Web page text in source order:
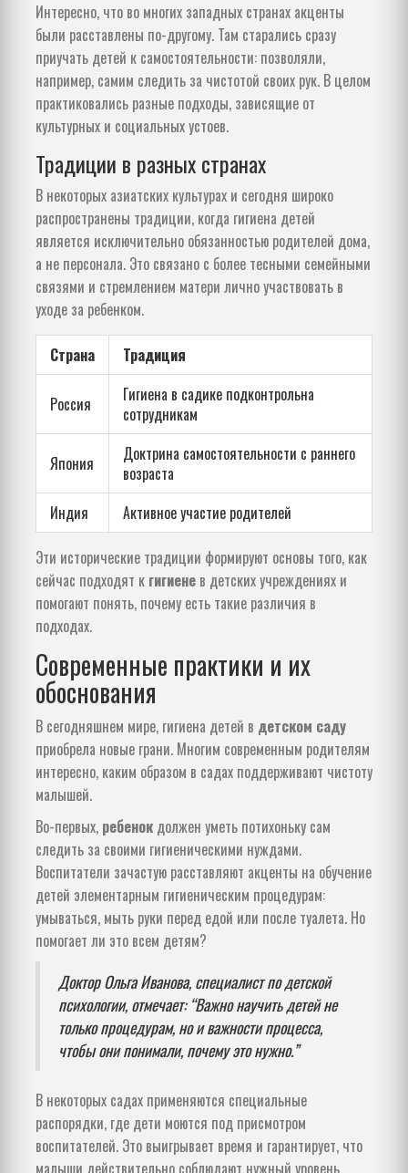
Интересно, что во многих западных странах акценты
были расставлены по-другому. Там старались сразу
приучать детей к самостоятельности: позволяли,
например, самим следить за чистотой своих рук. В целом
практиковались разные подходы, зависящие от
культурных и социальных устоев.
Традиции в разных странах
В некоторых азиатских культурах и сегодня широко
распространены традиции, когда гигиена детей
является исключительно обязанностью родителей дома,
а не персонала. Это связано с более тесными семейными
связями и стремлением матери лично участвовать в
уходе за ребенком.
Страна Традиция
Россия
Гигиена в садике подконтрольна
сотрудникам
Япония
Доктрина самостоятельности с раннего
возраста
Индия
Активное участие родителей
Эти исторические традиции формируют основы того, как
сейчас подходят к гигиене в детских учреждениях и
помогают понять, почему есть такие различия в
подходах.
Современные практики и их
обоснования
В сегодняшнем мире, гигиена детей в детском саду
приобрела новые грани. Многим современным родителям
интересно, каким образом в садах поддерживают чистоту
малышей.
Во-первых, ребенок должен уметь потихоньку сам
следить за своими гигиеническими нуждами.
Воспитатели зачастую расставляют акценты на обучение
детей элементарным гигиеническим процедурам:
умываться, мыть руки перед едой или после туалета. Но
помогает ли это всем детям?
Доктор Ольга Иванова, специалист по детской
психологии, отмечает: “Важно научить детей не
только процедурам, но и важности процесса,
чтобы они понимали, почему это нужно.”
В некоторых садах применяются специальные
распорядки, где дети моются под присмотром
воспитателей. Это выигрывает время и гарантирует, что